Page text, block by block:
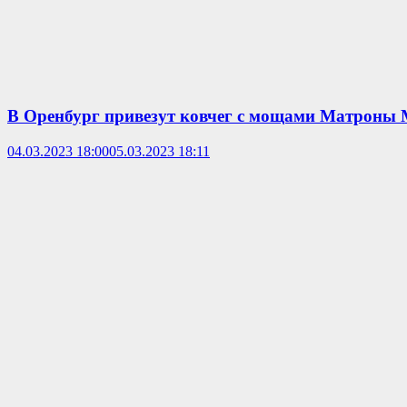
В Оренбург привезут ковчег с мощами Матроны
04.03.2023 18:0005.03.2023 18:11